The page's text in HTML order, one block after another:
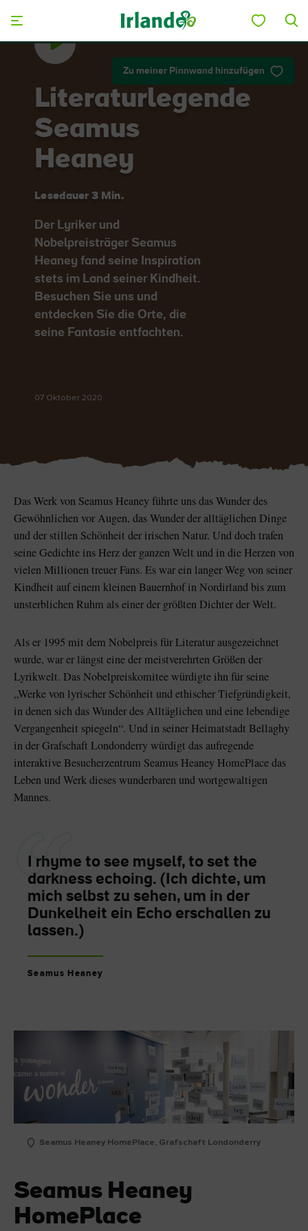
Blarney Castle
Zu meiner Pinnwand hinzufügen
Literaturlegende
Seamus
Heaney
Lesedauer 3 Min.
Der Lyriker und
Nobelpreisträger Seamus
Heaney fand seine Inspiration
stets im Land seiner Kindheit.
Besuchen Sie uns und
entdecken Sie die Orte, die
seine Fantasie entfachten.
07 Oktober 2020
Das Werk von Seamus Heaney führte uns das Wunder des
Gewöhnlichen vor Augen, das Wunder der alltäglichen Dinge
und der stillen Schönheit der irischen Natur. Und doch trafen
seine Gedichte ins Herz der ganzen Welt und in die Herzen von
vielen Millionen treuer Fans. Es war ein langer Weg von seiner
Kindheit auf einem kleinen Bauernhof in Nordirland bis zum
unsterblichen Ruhm als einer der größten Dichter der Welt.
Als er 1995 mit dem Nobelpreis für Literatur ausgezeichnet
wurde, war er längst eine der meistverehrten Größen der
Lyrikwelt. Das Nobelpreiskomitee würdigte ihn für seine
„Werke von lyrischer Schönheit und ethischer Tiefgründigkeit,
in denen sich das Wunder des Alltäglichen und eine lebendige
Vergangenheit spiegeln“. Und in seiner Heimatstadt Bellaghy
in der Grafschaft Londonderry würdigt das aufregende
interaktive Besucherzentrum Seamus Heaney HomePlace das
Leben und Werk dieses wunderbaren und wortgewaltigen
Mannes.
I rhyme to see myself, to set the
darkness echoing. (Ich dichte, um
mich selbst zu sehen, um in der
Dunkelheit ein Echo erschallen zu
lassen.)
Seamus Heaney
Seamus Heaney HomePlace, Grafschaft Londonderry
Seamus Heaney
HomePlace